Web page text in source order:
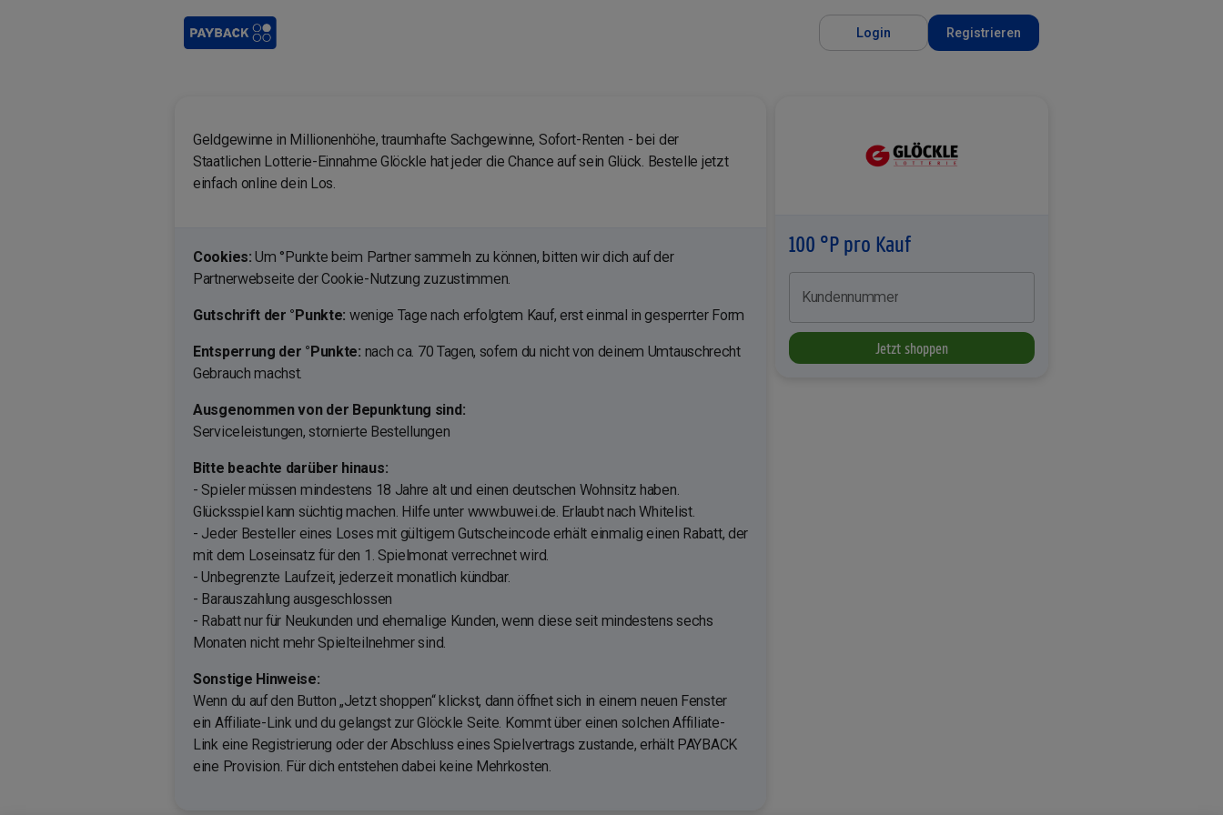
Login Registrieren
Geldgewinne in Millionenhöhe, traumhafte Sachgewinne, Sofort-Renten - bei der
Staatlichen Lotterie-Einnahme Glöckle hat jeder die Chance auf sein Glück. Bestelle jetzt
einfach online dein Los.
Cookies:Um °Punkte beim Partner sammeln zu können, bitten wir dich auf der
Partnerwebseite der Cookie-Nutzung zuzustimmen.
Gutschrift der °Punkte: wenige Tage nach erfolgtem Kauf, erst einmal in gesperrter Form
Entsperrung der °Punkte: nach ca. 70 Tagen, sofern du nicht von deinem Umtauschrecht
Gebrauch machst.
Ausgenommen von der Bepunktung sind:
Serviceleistungen, stornierte Bestellungen
Bitte beachte darüber hinaus:
- Spieler müssen mindestens 18 Jahre alt und einen deutschen Wohnsitz haben.
Glücksspiel kann süchtig machen. Hilfe unter www.buwei.de. Erlaubt nach Whitelist.
- Jeder Besteller eines Loses mit gültigem Gutscheincode erhält einmalig einen Rabatt, der
mit dem Loseinsatz für den 1. Spielmonat verrechnet wird.
- Unbegrenzte Laufzeit, jederzeit monatlich kündbar.
- Barauszahlung ausgeschlossen
- Rabatt nur für Neukunden und ehemalige Kunden, wenn diese seit mindestens sechs
Monaten nicht mehr Spielteilnehmer sind.
Sonstige Hinweise:
Wenn du auf den Button „Jetzt shoppen“ klickst, dann öffnet sich in einem neuen Fenster
ein Affiliate-Link und du gelangst zur Glöckle Seite. Kommt über einen solchen Affiliate-
Link eine Registrierung oder der Abschluss eines Spielvertrags zustande, erhält PAYBACK
eine Provision. Für dich entstehen dabei keine Mehrkosten.
100 °P pro Kauf
Kundennummer
Jetzt shoppen